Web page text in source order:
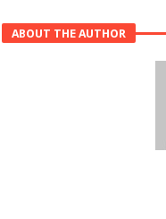
ABOUT THE AUTHOR